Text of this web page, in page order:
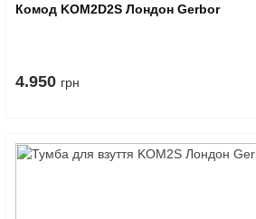
Комод KOM2D2S Лондон Gerbor
4.950 грн